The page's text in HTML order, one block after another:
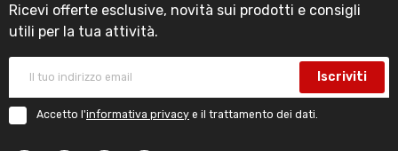
Ricevi offerte esclusive, novità sui prodotti e consigli
utili per la tua attività.
Iscriviti
Accetto l'informativa privacy e il trattamento dei dati.